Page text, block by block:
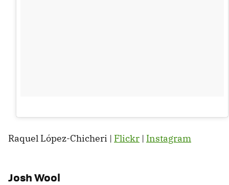
Raquel López-Chicheri | Flickr | Instagram
Josh Wool